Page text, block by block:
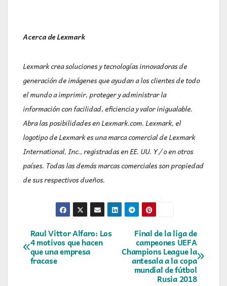
Acerca de Lexmark
Lexmark crea soluciones y tecnologías innovadoras de
generación de imágenes que ayudan a los clientes de todo
el mundo a imprimir, proteger y administrar la
información con facilidad, eficiencia y valor inigualable.
Abra las posibilidades en Lexmark.com. Lexmark, el
logotipo de Lexmark es una marca comercial de Lexmark
International, Inc., registradas en EE. UU. Y / o en otros
países. Todas las demás marcas comerciales son propiedad
de sus respectivos dueños.
Navegación
de
Final de la liga de
campeones UEFA
Champions League la
antesala a la copa
mundial de fútbol
Rusia 2018
Raul Vittor Alfaro: Los
4 motivos que hacen
que una empresa
fracase